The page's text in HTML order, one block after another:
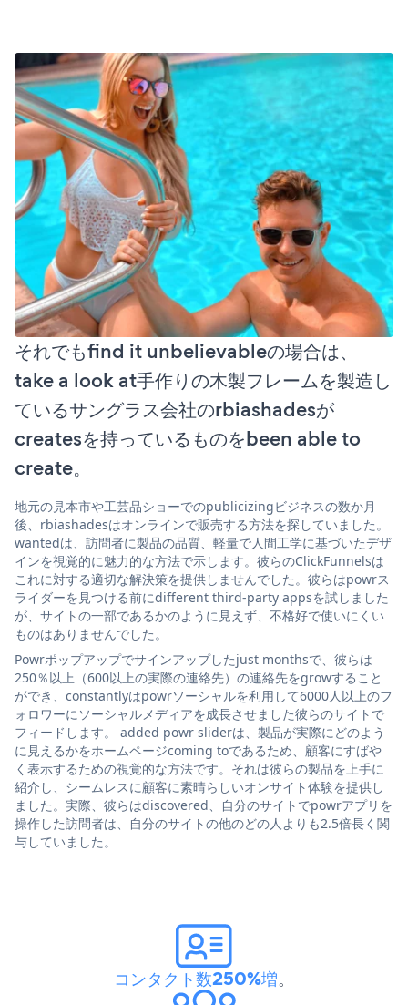
それでもfind it unbelievableの場合は、
take a look at手作りの木製フレームを製造し
ているサングラス会社のrbiashadesが
createsを持っているものをbeen able to
create。
地元の見本市や工芸品ショーでのpublicizingビジネスの数か月
後、rbiashadesはオンラインで販売する方法を探していました。
wantedは、訪問者に製品の品質、軽量で人間工学に基づいたデザ
インを視覚的に魅力的な方法で示します。彼らのClickFunnelsは
これに対する適切な解決策を提供しませんでした。彼らはpowrス
ライダーを見つける前にdifferent third-party appsを試しました
が、サイトの一部であるかのように見えず、不格好で使いにくい
ものはありませんでした。
Powrポップアップでサインアップしたjust monthsで、彼らは
250％以上（600以上の実際の連絡先）の連絡先をgrowすること
ができ、constantlyはpowrソーシャルを利用して6000人以上のフ
ォロワーにソーシャルメディアを成長させました彼らのサイトで
フィードします。 added powr sliderは、製品が実際にどのよう
に見えるかをホームページcoming toであるため、顧客にすばや
く表示するための視覚的な方法です。それは彼らの製品を上手に
紹介し、シームレスに顧客に素晴らしいオンサイト体験を提供し
ました。実際、彼らはdiscovered、自分のサイトでpowrアプリを
操作した訪問者は、自分のサイトの他のどの人よりも2.5倍長く関
与していました。
コンタクト数250%増。